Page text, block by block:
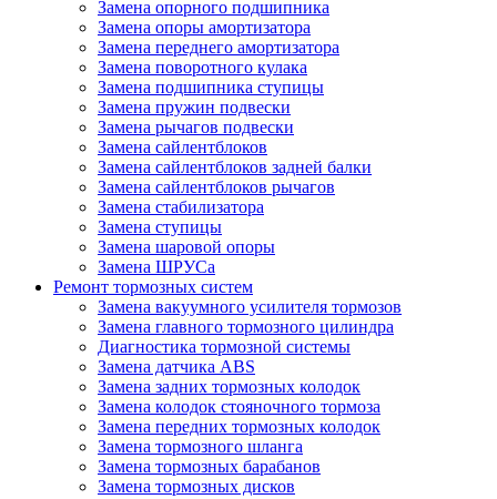
Замена опорного подшипника
Замена опоры амортизатора
Замена переднего амортизатора
Замена поворотного кулака
Замена подшипника ступицы
Замена пружин подвески
Замена рычагов подвески
Замена сайлентблоков
Замена сайлентблоков задней балки
Замена сайлентблоков рычагов
Замена стабилизатора
Замена ступицы
Замена шаровой опоры
Замена ШРУСа
Ремонт тормозных систем
Замена вакуумного усилителя тормозов
Замена главного тормозного цилиндра
Диагностика тормозной системы
Замена датчика ABS
Замена задних тормозных колодок
Замена колодок стояночного тормоза
Замена передних тормозных колодок
Замена тормозного шланга
Замена тормозных барабанов
Замена тормозных дисков